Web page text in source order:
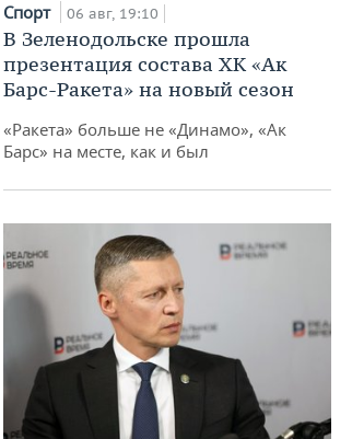
Спорт 06 авг, 19:10
В Зеленодольске прошла
презентация состава ХК «Ак
Барс-Ракета» на новый сезон
«Ракета» больше не «Динамо», «Ак
Барс» на месте, как и был